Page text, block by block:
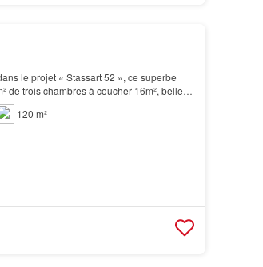
le projet « Stassart 52 », ce superbe
de trois chambres à coucher 16m², belle
terrasse de p…
120 m²